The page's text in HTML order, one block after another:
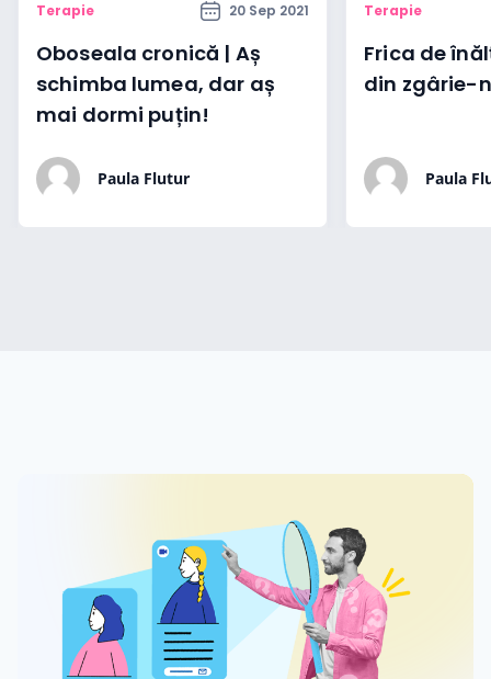
Terapie 20 Sep 2021
Oboseala cronică | Aș
schimba lumea, dar aș
mai dormi puțin!
Paula Flutur
Terapie
Frica de
din zgârie-
Paula